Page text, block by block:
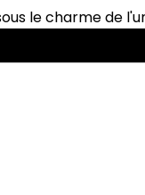
le charme de